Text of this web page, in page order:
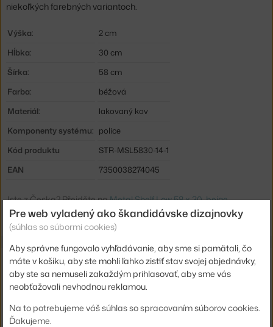
niekoľkých farebných variantoch.
Výška:
2 cm
Hĺbka:
30 cm
Šírka:
58 cm
Farba:
béžová
Materiál:
lakovaný kov
Komponenty systému: police
Kód produktu
STR-MSL5830-14-1
EAN
7350038274045
Jste z Česka? Přejděte naMetal Shelf Low 58 x 30, beige
Shopping from the EU? Switch toMetal Shelf Low 58 x 30, beige
Súvisiace produkty
STRING
268,60 €
Pre web vyladený ako škandidávske dizajnovky
(súhlas so súbormi cookies)
Aby správne fungovalo vyhľadávanie, aby sme si pamätali, čo
máte v košíku, aby ste mohli ľahko zistiť stav svojej objednávky,
aby ste sa nemuseli zakaždým prihlasovať, aby sme vás
neobťažovali nevhodnou reklamou.
Na to potrebujeme váš súhlas so spracovaním súborov cookies.
Ďakujeme.